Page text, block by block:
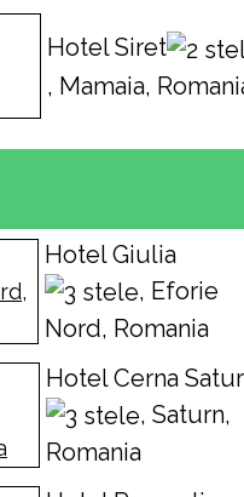
Hotel Siret
, Mamaia,
Hotel Giulia
, Eforie
Nord, Romania
Hotel Cerna
, Saturn,
Romania